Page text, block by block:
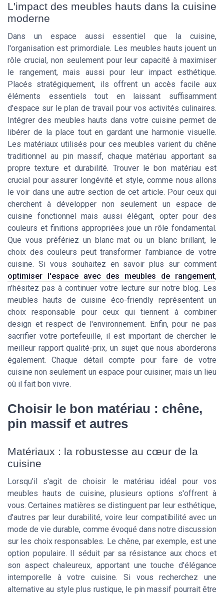
L'impact des meubles hauts dans la cuisine
moderne
Dans un espace aussi essentiel que la cuisine,
l'organisation est primordiale. Les meubles hauts jouent un
rôle crucial, non seulement pour leur capacité à maximiser
le rangement, mais aussi pour leur impact esthétique.
Placés stratégiquement, ils offrent un accès facile aux
éléments essentiels tout en laissant suffisamment
d'espace sur le plan de travail pour vos activités culinaires.
Intégrer des meubles hauts dans votre cuisine permet de
libérer de la place tout en gardant une harmonie visuelle.
Les matériaux utilisés pour ces meubles varient du chêne
traditionnel au pin massif, chaque matériau apportant sa
propre texture et durabilité. Trouver le bon matériau est
crucial pour assurer longévité et style, comme nous allons
le voir dans une autre section de cet article. Pour ceux qui
cherchent à développer non seulement un espace de
cuisine fonctionnel mais aussi élégant, opter pour des
couleurs et finitions appropriées joue un rôle fondamental.
Que vous préfériez un blanc mat ou un blanc brillant, le
choix des couleurs peut transformer l'ambiance de votre
cuisine. Si vous souhaitez en savoir plus sur comment
optimiser l'espace avec des meubles de rangement,
n'hésitez pas à continuer votre lecture sur notre blog. Les
meubles hauts de cuisine éco-friendly représentent un
choix responsable pour ceux qui tiennent à combiner
design et respect de l'environnement. Enfin, pour ne pas
sacrifier votre portefeuille, il est important de chercher le
meilleur rapport qualité-prix, un sujet que nous aborderons
également. Chaque détail compte pour faire de votre
cuisine non seulement un espace pour cuisiner, mais un lieu
où il fait bon vivre.
Choisir le bon matériau : chêne,
pin massif et autres
Matériaux : la robustesse au cœur de la
cuisine
Lorsqu'il s'agit de choisir le matériau idéal pour vos
meubles hauts de cuisine, plusieurs options s'offrent à
vous. Certaines matières se distinguent par leur esthétique,
d'autres par leur durabilité, voire leur compatibilité avec un
mode de vie durable, comme évoqué dans notre discussion
sur les choix responsables. Le chêne, par exemple, est une
option populaire. Il séduit par sa résistance aux chocs et
son aspect chaleureux, apportant une touche d'élégance
intemporelle à votre cuisine. Si vous recherchez une
alternative au style plus rustique, le pin massif pourrait être